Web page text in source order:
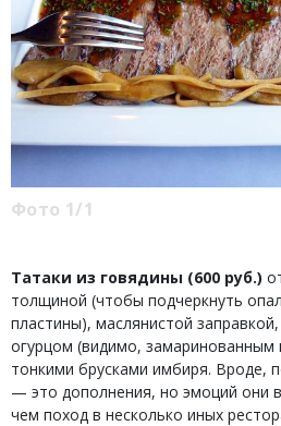
Фото 1/1
Татаки из говядины (600 руб.)
толщиной (чтобы подчеркнуть
пластины), маслянистой
огурцом (видимо, замаринованным
тонкими брусками имбиря. Вроде,
— это дополнения, но эмоций они
чем поход в несколько иных